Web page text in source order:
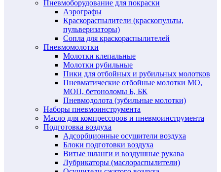
Пневмоборудование для покраски
Аэрографы
Краскораспылители (краскопульты,
пульверизаторы)
Сопла для краскораспылителей
Пневмомолотки
Молотки клепальные
Молотки рубильные
Пики для отбойных и рубильных молотков
Пневматические отбойные молотки МО,
МОП, бетоноломы Б, БК
Пневмодолота (зубильные молотки)
Наборы пневмоинструмента
Масло для компрессоров и пневмоинструмента
Подготовка воздуха
Адсорбционные осушители воздуха
Блоки подготовки воздуха
Витые шланги и воздушные рукава
Лубрикаторы (маслораспылители)